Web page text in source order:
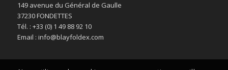
149 avenue du Général de Gaulle
37230 FONDETTES
Tél. : +33 (0) 1 49 88 92 10
Email : info@blayfoldex.com